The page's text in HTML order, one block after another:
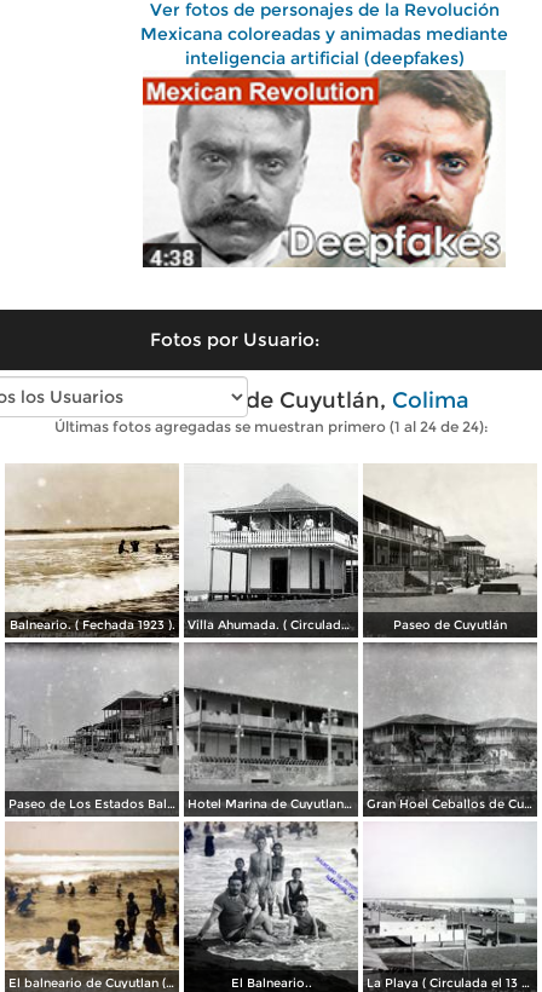
Ver fotos de personajes de la Revolución
Mexicana coloreadas y animadas mediante
inteligencia artificial (deepfakes)
Fotos por Usuario:
Fotos antiguas de Cuyutlán, Colima
Últimas fotos agregadas se muestran primero (1 al 24 de 24):
Balneario. ( Fechada 1923 ). Villa Ahumada. ( Circulada el 10 de Abril de 1926 ). Paseo de Cuyutlán
Paseo de Los Estados Balneario de Cuyutlan Colima. Hotel Marina de Cuyutlan Colima. Gran Hoel Ceballos de Cuyutlan Colima.
El balneario de Cuyutlan ( Circulada el 12 de Junio de 1931 ). El Balneario.. La Playa ( Circulada el 13 de Abril de 1940 ).